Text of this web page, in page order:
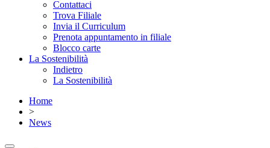
Contattaci
Trova Filiale
Invia il Curriculum
Prenota appuntamento in filiale
Blocco carte
La Sostenibilità
Indietro
La Sostenibilità
Home
>
News